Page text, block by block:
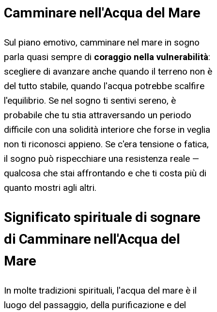
Camminare nell'Acqua del Mare
Sul piano emotivo, camminare nel mare in sogno
parla quasi sempre di coraggio nella vulnerabilità:
scegliere di avanzare anche quando il terreno non è
del tutto stabile, quando l'acqua potrebbe scalfire
l'equilibrio. Se nel sogno ti sentivi sereno, è
probabile che tu stia attraversando un periodo
difficile con una solidità interiore che forse in veglia
non ti riconosci appieno. Se c'era tensione o fatica,
il sogno può rispecchiare una resistenza reale —
qualcosa che stai affrontando e che ti costa più di
quanto mostri agli altri.
Significato spirituale di sognare
di Camminare nell'Acqua del
Mare
In molte tradizioni spirituali, l'acqua del mare è il
luogo del passaggio, della purificazione e del